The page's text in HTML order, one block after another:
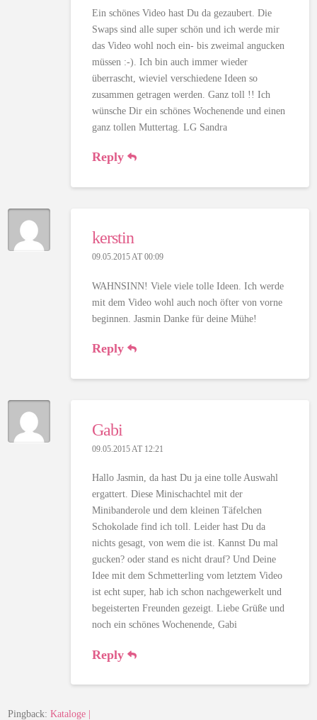
Ein schönes Video hast Du da gezaubert. Die
Swaps sind alle super schön und ich werde mir
das Video wohl noch ein- bis zweimal angucken
müssen :-). Ich bin auch immer wieder
überrascht, wieviel verschiedene Ideen so
zusammen getragen werden. Ganz toll !! Ich
wünsche Dir ein schönes Wochenende und einen
ganz tollen Muttertag. LG Sandra
Reply
kerstin
09.05.2015 AT 00:09
WAHNSINN! Viele viele tolle Ideen. Ich werde
mit dem Video wohl auch noch öfter von vorne
beginnen. Jasmin Danke für deine Mühe!
Reply
Gabi
09.05.2015 AT 12:21
Hallo Jasmin, da hast Du ja eine tolle Auswahl
ergattert. Diese Minischachtel mit der
Minibanderole und dem kleinen Täfelchen
Schokolade find ich toll. Leider hast Du da
nichts gesagt, von wem die ist. Kannst Du mal
gucken? oder stand es nicht drauf? Und Deine
Idee mit dem Schmetterling vom letztem Video
ist echt super, hab ich schon nachgewerkelt und
begeisterten Freunden gezeigt. Liebe Grüße und
noch ein schönes Wochenende, Gabi
Reply
Pingback:Kataloge |